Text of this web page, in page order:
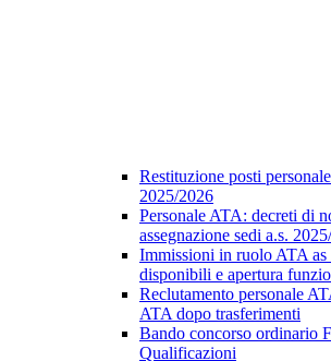
Restituzione posti
2025/2026
Personale ATA: decreti di
assegnazione sedi a.s.
Immissioni in ruolo ATA as
disponibili e apertura
Reclutamento personale
ATA dopo trasferimenti
Bando concorso ordinario
Qualificazioni